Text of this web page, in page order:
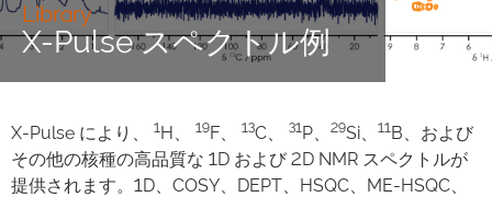
お問い合わせ
Library
X-Pulse スペクトル例
X-Pulse により、 1H、 19F、 13C、 31P、 29Si、 11B、および
その他の核種の高品質な 1D および 2D NMR スペクトルが
提供されます。1D、COSY、DEPT、HSQC、ME-HSQC、